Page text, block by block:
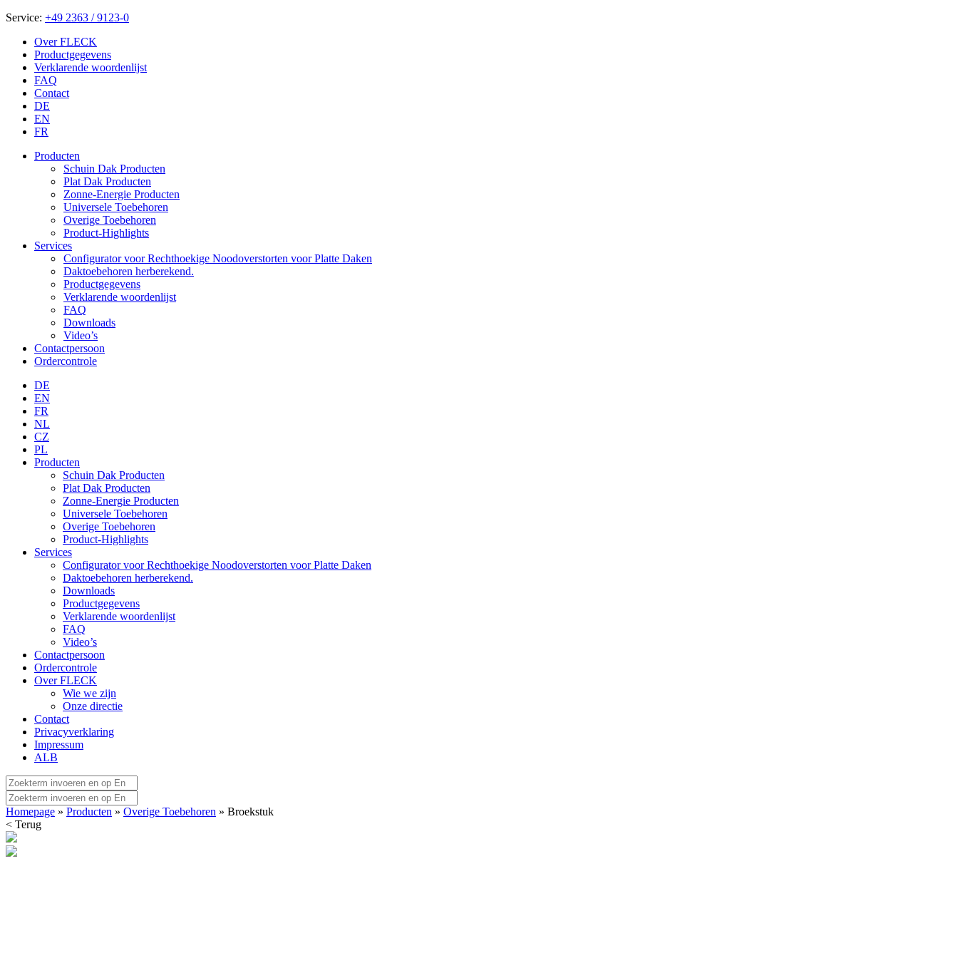
Service: +49 2363 / 9123-0
Over FLECK
Productgegevens
Verklarende woordenlijst
FAQ
Contact
DE
EN
FR
Producten
Schuin Dak Producten
Plat Dak Producten
Zonne-Energie Producten
Universele Toebehoren
Overige Toebehoren
Product-Highlights
Services
Configurator voor Rechthoekige Noodoverstorten voor Platte Daken
Daktoebehoren herberekend.
Productgegevens
Verklarende woordenlijst
FAQ
Downloads
Video’s
Contactpersoon
Ordercontrole
DE
EN
FR
NL
CZ
PL
Producten
Schuin Dak Producten
Plat Dak Producten
Zonne-Energie Producten
Universele Toebehoren
Overige Toebehoren
Product-Highlights
Services
Configurator voor Rechthoekige Noodoverstorten voor Platte Daken
Daktoebehoren herberekend.
Downloads
Productgegevens
Verklarende woordenlijst
FAQ
Video’s
Contactpersoon
Ordercontrole
Over FLECK
Wie we zijn
Onze directie
Contact
Privacyverklaring
Impressum
ALB
Homepage » Producten » Overige Toebehoren » Broekstuk
< Terug